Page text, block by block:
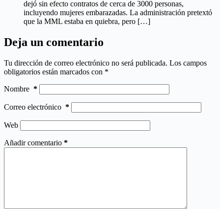
dejó sin efecto contratos de cerca de 3000 personas,
incluyendo mujeres embarazadas. La administración pretextó
que la MML estaba en quiebra, pero […]
Deja un comentario
Tu dirección de correo electrónico no será publicada. Los campos
obligatorios están marcados con *
Nombre *
Correo electrónico *
Web
Añadir comentario *